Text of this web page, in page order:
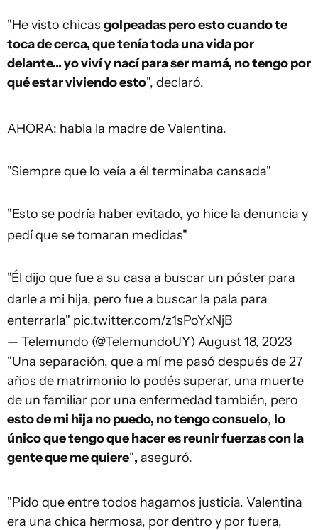
"He visto chicas golpeadas pero esto cuando te
toca de cerca, que tenía toda una vida por
delante... yo viví y nací para ser mamá, no tengo por
qué estar viviendo esto", declaró.
AHORA: habla la madre de Valentina.
"Siempre que lo veía a él terminaba cansada"
"Esto se podría haber evitado, yo hice la denuncia y
pedí que se tomaran medidas"
"Él dijo que fue a su casa a buscar un póster para
darle a mi hija, pero fue a buscar la pala para
enterrarla" pic.twitter.com/z1sPoYxNjB
— Telemundo (@TelemundoUY) August 18, 2023
"Una separación, que a mí me pasó después de 27
años de matrimonio lo podés superar, una muerte
de un familiar por una enfermedad también, pero
esto de mi hija no puedo, no tengo consuelo, lo
único que tengo que hacer es reunir fuerzas con la
gente que me quiere", aseguró.
"Pido que entre todos hagamos justicia. Valentina
era una chica hermosa, por dentro y por fuera,